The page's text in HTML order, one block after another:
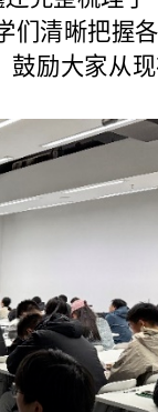
们清晰把握
励大家从